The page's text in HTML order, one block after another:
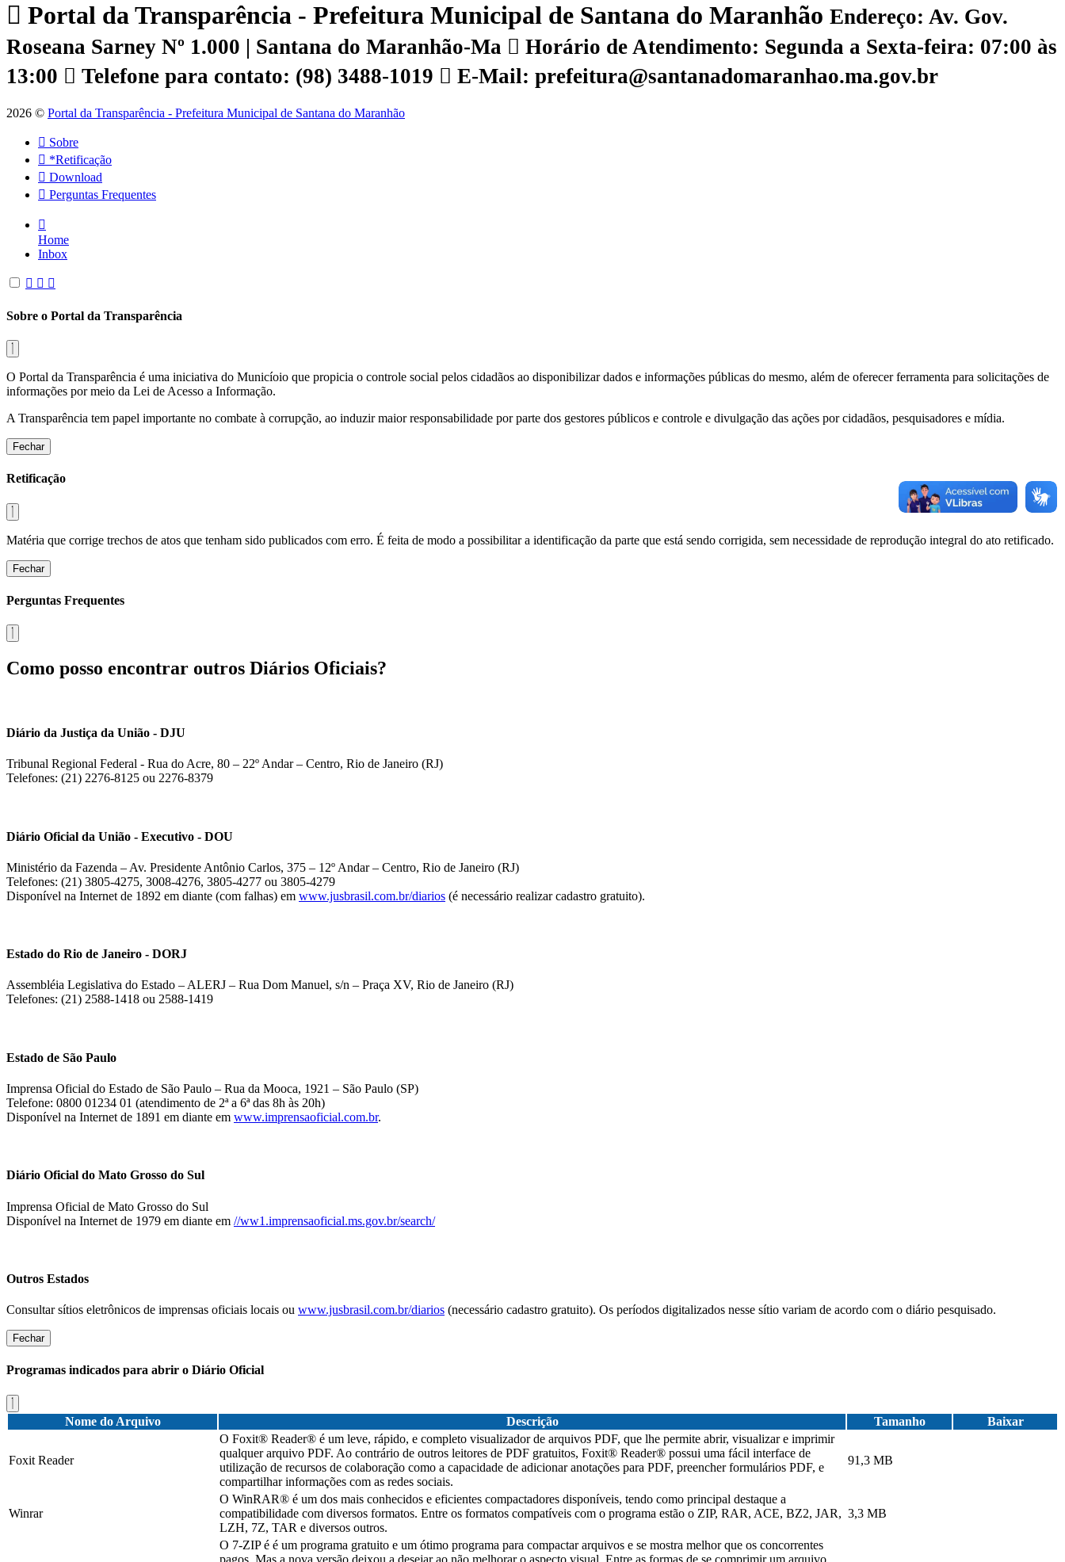
Portal da Transparência - Prefeitura Municipal de Santana do Maranhão Endereço: Av. Gov.
Roseana Sarney Nº 1.000 | Santana do Maranhão-Ma
Horário de Atendimento: Segunda a Sexta-feira: 07:00 às
13:00
Telefone para contato: (98) 3488-1019 E-Mail: prefeitura@santanadomaranhao.ma.gov.br
2026 © Portal da Transparência - Prefeitura Municipal de Santana do Maranhão
Sobre
*Retificação
Download
Perguntas Frequentes
Home
Inbox
Sobre o Portal da Transparência
O Portal da Transparência é uma iniciativa do Municíoio que propicia o controle social pelos cidadãos ao disponibilizar dados e informações públicas do mesmo, além de oferecer ferramenta para solicitações de
informações por meio da Lei de Acesso a Informação.
A Transparência tem papel importante no combate à corrupção, ao induzir maior responsabilidade por parte dos gestores públicos e controle e divulgação das ações por cidadãos, pesquisadores e mídia.
Fechar
Retificação
Matéria que corrige trechos de atos que tenham sido publicados com erro. É feita de modo a possibilitar a identificação da parte que está sendo corrigida, sem necessidade de reprodução integral do ato retificado.
Fechar
Perguntas Frequentes
Como posso encontrar outros Diários Oficiais?
Diário da Justiça da União - DJU
Tribunal Regional Federal - Rua do Acre, 80 – 22º Andar – Centro, Rio de Janeiro (RJ)
Telefones: (21) 2276-8125 ou 2276-8379
Diário Oficial da União - Executivo - DOU
Ministério da Fazenda – Av. Presidente Antônio Carlos, 375 – 12º Andar – Centro, Rio de Janeiro (RJ)
Telefones: (21) 3805-4275, 3008-4276, 3805-4277 ou 3805-4279
Disponível na Internet de 1892 em diante (com falhas) em www.jusbrasil.com.br/diarios (é necessário realizar cadastro gratuito).
Estado do Rio de Janeiro - DORJ
Assembléia Legislativa do Estado – ALERJ – Rua Dom Manuel, s/n – Praça XV, Rio de Janeiro (RJ)
Telefones: (21) 2588-1418 ou 2588-1419
Estado de São Paulo
Imprensa Oficial do Estado de São Paulo – Rua da Mooca, 1921 – São Paulo (SP)
Telefone: 0800 01234 01 (atendimento de 2ª a 6ª das 8h às 20h)
Disponível na Internet de 1891 em diante em www.imprensaoficial.com.br.
Diário Oficial do Mato Grosso do Sul
Imprensa Oficial de Mato Grosso do Sul
Disponível na Internet de 1979 em diante em //ww1.imprensaoficial.ms.gov.br/search/
Outros Estados
Consultar sítios eletrônicos de imprensas oficiais locais ou www.jusbrasil.com.br/diarios (necessário cadastro gratuito). Os períodos digitalizados nesse sítio variam de acordo com o diário pesquisado.
Fechar
Programas indicados para abrir o Diário Oficial
Nome do Arquivo Descrição Tamanho Baixar
Foxit Reader
O Foxit® Reader® é um leve, rápido, e completo visualizador de arquivos PDF, que lhe permite abrir, visualizar e imprimir
qualquer arquivo PDF. Ao contrário de outros leitores de PDF gratuitos, Foxit® Reader® possui uma fácil interface de
utilização de recursos de colaboração como a capacidade de adicionar anotações para PDF, preencher formulários PDF, e
compartilhar informações com as redes sociais.
91,3 MB
Winrar
O WinRAR® é um dos mais conhecidos e eficientes compactadores disponíveis, tendo como principal destaque a
compatibilidade com diversos formatos. Entre os formatos compatíveis com o programa estão o ZIP, RAR, ACE, BZ2, JAR,
LZH, 7Z, TAR e diversos outros.
3,3 MB
O 7-ZIP é é um programa gratuito e um ótimo programa para compactar arquivos e se mostra melhor que os concorrentes
pagos. Mas a nova versão deixou a desejar ao não melhorar o aspecto visual. Entre as formas de se comprimir um arquivo,